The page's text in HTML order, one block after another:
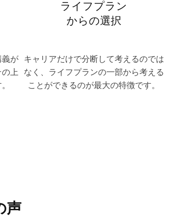
が
上
ライフプラン
からの選択
キャリアだけで分断して考えるのでは
なく、ライフプランの一部から考える
ことができるのが最大の特徴です。
声